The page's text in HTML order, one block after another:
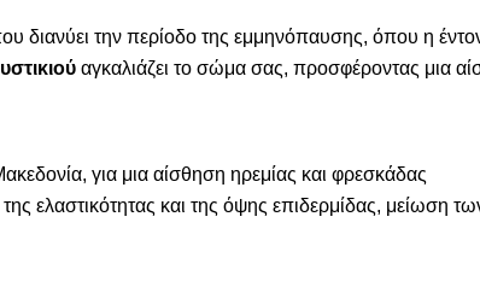
διανύει την περίοδο της εμμηνόπαυσης, όπου η
αγκαλιάζει το σώμα σας, προσφέροντας μια
για μια αίσθηση ηρεμίας και φρεσκάδας
ελαστικότητας και της όψης επιδερμίδας, μείωση